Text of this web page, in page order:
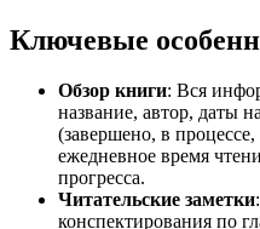
Ключевые
Обзор книги: Вся
название, автор, даты
(завершено, в
ежедневное время
прогресса.
Читательские заметки
конспектирования по